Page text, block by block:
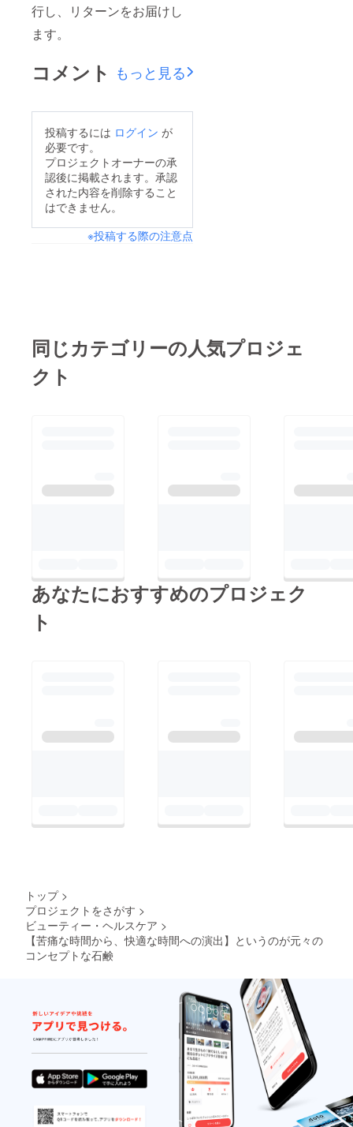
行し、リターンをお届けし
ます。
コメント もっと見る
投稿するには ログイン が
必要です。
プロジェクトオーナーの承
認後に掲載されます。承認
された内容を削除すること
はできません。
※投稿する際の注意点
同じカテゴリーの人気プロジェ
クト
あなたにおすすめのプロジェク
ト
トップ >
プロジェクトをさがす >
ビューティー・ヘルスケア >
【苦痛な時間から、快適な時間への演出】というのが元々の
コンセプトな石鹸